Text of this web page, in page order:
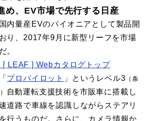
め、EV市場で先行する日産
内量産EVのパイオニアとして製品開
り、2017年9月に新型リーフを市場
。
[ LEAF ] Webカタログトップ
プロパイロット 」というレベル3 （条
自動運転支援技術を市販車に搭載し
道路で車線を認識しながらステアリ
行うものだ。さらに、カメラ情報か